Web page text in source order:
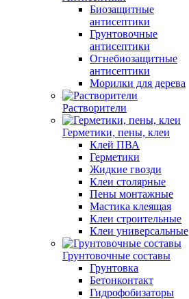
Биозащитные
антисептики
Грунтовочные
антисептики
Огнебиозащитные
антисептики
Морилки для дерева
Растворители
Герметики, пены, клеи
Клей ПВА
Герметики
Жидкие гвозди
Клеи столярные
Пены монтажные
Мастика клеящая
Клеи строительные
Клеи универсальные
Грунтовочные составы
Грунтовка
Бетонконтакт
Гидрофобизаторы